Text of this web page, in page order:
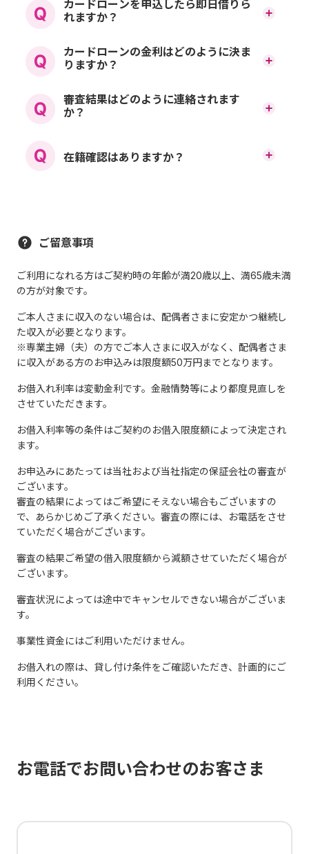
審査の流れは以下の通りと
ードローンの場合）
メールにて回答いたします。
※メールアドレスinfo-portal@aeonbank.co.jpよ
メールに記載のURLより必要書類をご提出（アップ
イオン銀行カードローンお申込み時の
客さまとなります。
日本国内に居住している方、外国籍の方について
は永住許可を受けている方。
ご本人または配偶者に安定かつ継続した収入の見
込める方。
保証会社であるイオンフィナンシャルサービス株
びメールアドレスが必要となります。
お手続きの流れはこちら
じめご了承ください。
お手続きの流れはこちら
カードローンを申込したら即日借りら
れますか？
イオン銀行普通預金口座を
完了からローンカードのお
時の１回のみ、銀行口座へ
す。また、審査完了の翌々
日9：00以降からインター
ネットバンキングでのお借
入が可能です。
お振込み先は、ご本人名義であればイオン銀行以
審査結果完了のお知らせメールにて、ご案内して
します。メールにてご案内させていただく「お客
さま専用マイページ」にログインし、必要書類を
アップロードしてください。アップロードが遅れ
オン銀行に普通預金口座をお持ちでない方はカー
ドのお届け後にお借入れいただけます。
カードローンの金利はどのように決ま
りますか？
適用金利は、ご希望のお借
に審査により決定させてい
ず同じ金利が適用されま
4.8%のお客さまが1,000円
を借りても300万円を借り
ても金利は4.8%が適用され
最新の金利情報はこちらで
ご確認ください。
■イオン銀行カードローン金利
審査結果はどのように連絡されます
か？
審査の結果については、当
ページのURLをご案内いた
します。 審査結果は専用ペ
ージにてご確認ください。
在籍確認はありますか？
ていただく場合がございま
す。
ご留意事項
ご利用になれる方はご契約時の年齢が満20歳以上、満65歳未満
の方が対象です。
ご本人さまに収入のない場合は、配偶者さまに安定かつ継続し
た収入が必要となります。
※専業主婦（夫）の方でご本人さまに収入がなく、配偶者さま
に収入がある方のお申込みは限度額50万円までとなります。
お借入れ利率は変動金利です。金融情勢等により都度見直しを
させていただきます。
お借入利率等の条件はご契約のお借入限度額によって決定され
ます。
お申込みにあたっては当社および当社指定の保証会社の審査が
ございます。
審査の結果によってはご希望にそえない場合もございますの
で、あらかじめご了承ください。審査の際には、お電話をさせ
ていただく場合がございます。
審査の結果ご希望の借入限度額から減額させていただく場合が
ございます。
審査状況によっては途中でキャンセルできない場合がございま
す。
事業性資金にはご利用いただけません。
お借入れの際は、貸し付け条件をご確認いただき、計画的にご
利用ください。
お電話でお問い合わせのお客さま